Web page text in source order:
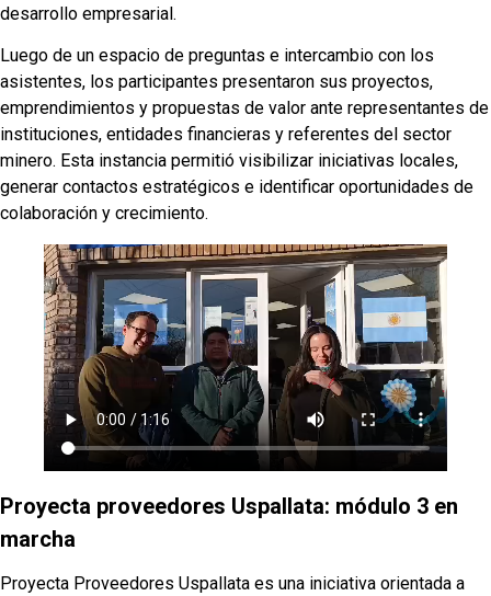
desarrollo empresarial.
Luego de un espacio de preguntas e intercambio con los
asistentes, los participantes presentaron sus proyectos,
emprendimientos y propuestas de valor ante representantes de
instituciones, entidades financieras y referentes del sector
minero. Esta instancia permitió visibilizar iniciativas locales,
generar contactos estratégicos e identificar oportunidades de
colaboración y crecimiento.
Proyecta proveedores Uspallata: módulo 3 en
marcha
Proyecta Proveedores Uspallata es una iniciativa orientada a